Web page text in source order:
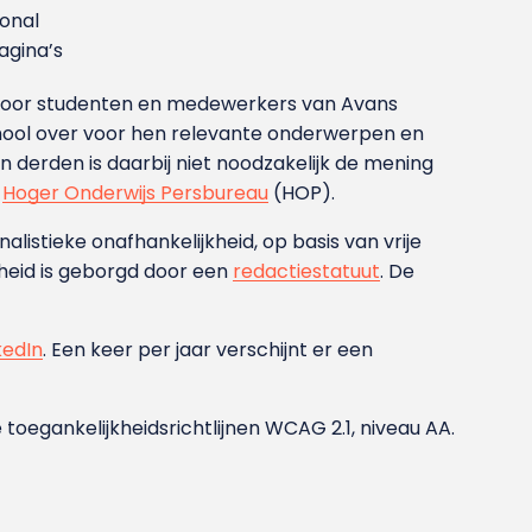
studenten en medewerkers van Avans
over voor hen relevante onderwerpen en
is daarbij niet noodzakelijk de mening
Hoger Onderwijs Persbureau (HOP).
onafhankelijkheid, op basis van vrije
is geborgd door een redactiestatuut. De
. Een keer per jaar verschijnt er een
WCAG 2.1, niveau AA.